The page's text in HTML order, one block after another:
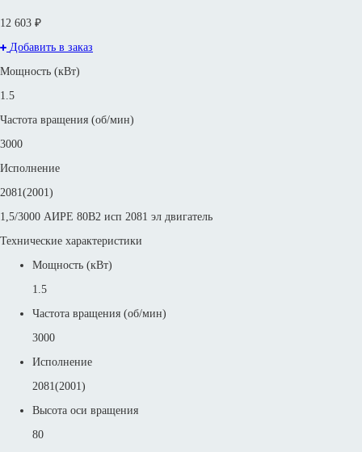
12 603 ₽
Добавить в заказ
Мощность (кВт)
1.5
Частота вращения (об/мин)
3000
Исполнение
2081(2001)
1,5/3000 АИРЕ 80B2 исп 2081 эл двигатель
Технические характеристики
Мощность (кВт)
1.5
Частота вращения (об/мин)
3000
Исполнение
2081(2001)
Высота оси вращения
80